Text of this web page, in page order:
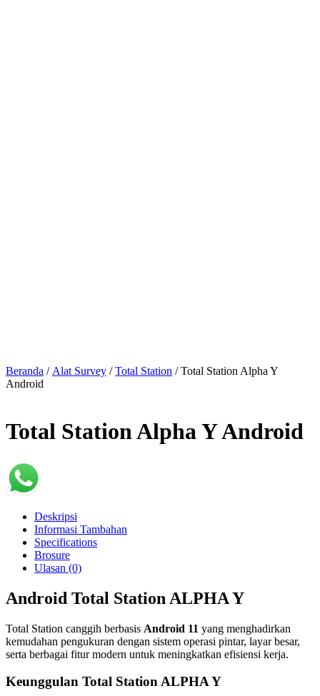
Beranda / Alat Survey /Total Station / Total Station Alpha Y
Android
Total Station Alpha Y Android
Deskripsi
Informasi Tambahan
Specifications
Brosure
Ulasan (0)
Android Total Station ALPHA Y
Total Station canggih berbasis Android 11 yang menghadirkan
kemudahan pengukuran dengan sistem operasi pintar, layar besar,
serta berbagai fitur modern untuk meningkatkan efisiensi kerja.
Keunggulan Total Station ALPHA Y